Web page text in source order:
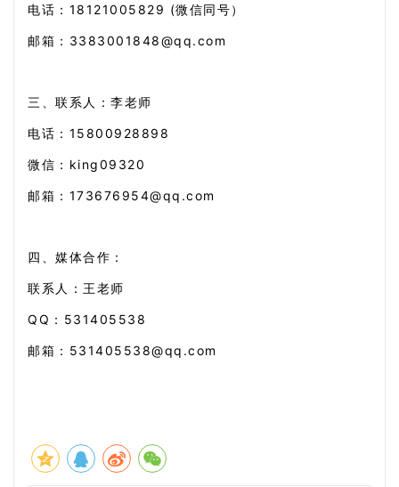
电话：18121005829 (微信同号）
邮箱：3383001848@qq.com
三、联系人： 李老师
电话：15800928898
微信：king09320
邮箱：173676954@qq.com
四、媒体合作：
联系人：王老师
QQ：531405538
邮箱：531405538@qq.com